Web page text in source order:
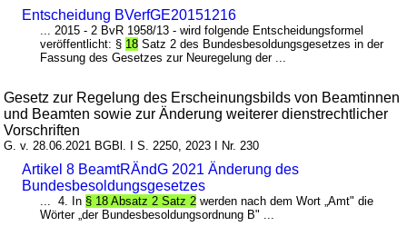
Entscheidung BVerfGE20151216
... 2015 - 2 BvR 1958/13 - wird folgende Entscheidungsformel
veröffentlicht: § 18 Satz 2 des Bundesbesoldungsgesetzes in der
Fassung des Gesetzes zur Neuregelung der ...
Gesetz zur Regelung des Erscheinungsbilds von Beamtinnen
und Beamten sowie zur Änderung weiterer dienstrechtlicher
Vorschriften
G. v. 28.06.2021 BGBl. I S. 2250, 2023 I Nr. 230
Artikel 8 BeamtRÄndG 2021 Änderung des
Bundesbesoldungsgesetzes
... 4. In § 18 Absatz 2 Satz 2 werden nach dem Wort „Amt" die
Wörter „der Bundesbesoldungsordnung B" ...